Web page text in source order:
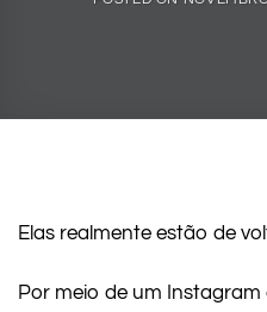
Elas realmente estão de
Por meio de um